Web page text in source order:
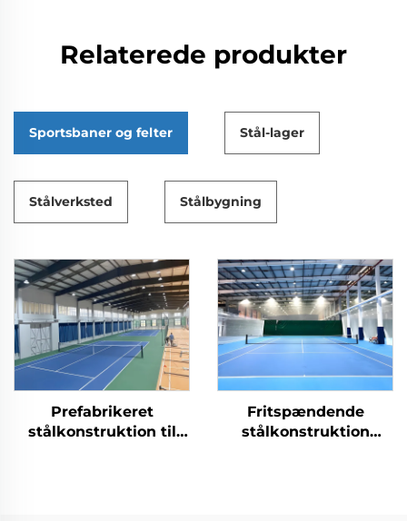
Relaterede produkter
Sportsbaner og felter Stål-lager
Stålverksted Stålbygning
Prefabrikeret
stålkonstruktion til
Fritspændende
stålkonstruktion